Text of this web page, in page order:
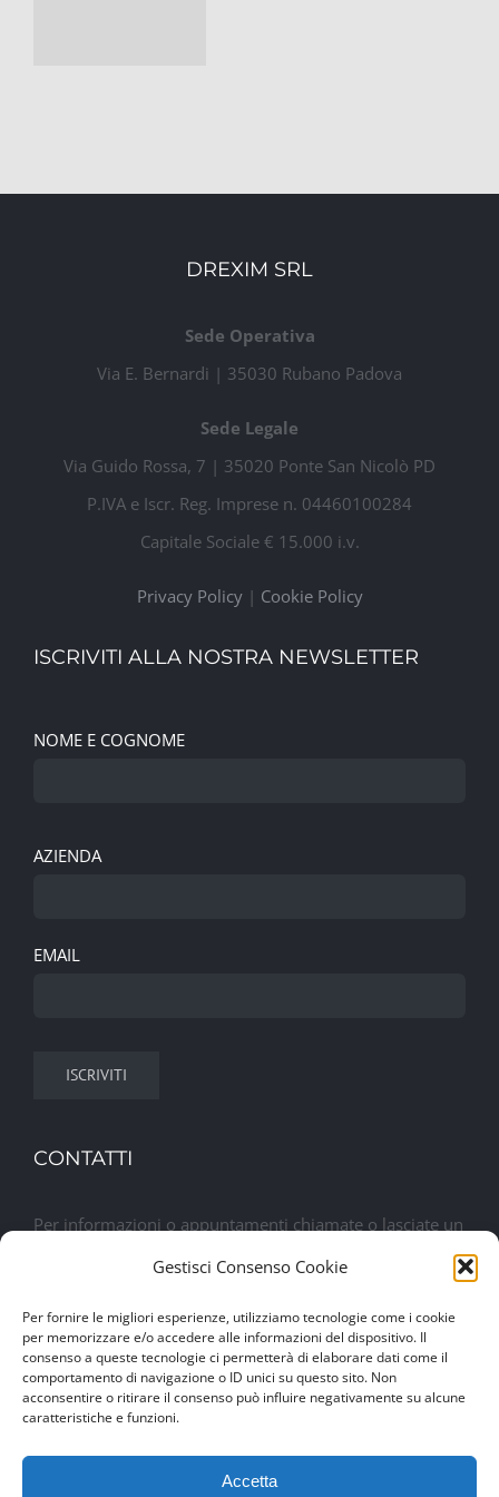
Gestisci Consenso Cookie
Per fornire le migliori esperienze, utilizziamo tecnologie come i cookie
per memorizzare e/o accedere alle informazioni del dispositivo. Il
consenso a queste tecnologie ci permetterà di elaborare dati come il
comportamento di navigazione o ID unici su questo sito. Non
acconsentire o ritirare il consenso può influire negativamente su alcune
caratteristiche e funzioni.
Accetta
DREXIM SRL
Sede Operativa
Via E. Bernardi | 35030 Rubano Padova
Sede Legale
Via Guido Rossa, 7 | 35020 Ponte San Nicolò PD
P.IVA e Iscr. Reg. Imprese n. 04460100284
Capitale Sociale € 15.000 i.v.
Privacy Policy| Cookie Policy
ISCRIVITI ALLA NOSTRA NEWSLETTER
NOME E COGNOME
AZIENDA
EMAIL
CONTATTI
Per informazioni o appuntamenti chiamate o lasciate un
messaggio. Sarete contattati al più presto
Lasciaci un messaggio